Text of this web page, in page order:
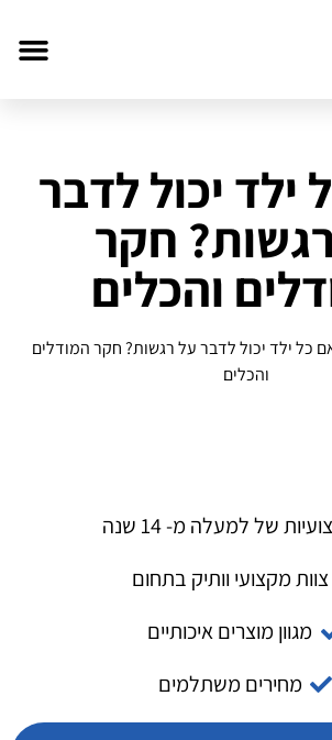
ילד יכול לדבר
חקר
והכלים
כל ילד יכול לדבר על רגשות? חקר המודלים
והכלים
של למעלה מ- 14 שנה
צוות מקצועי וותיק בתחום
מגוון מוצרים איכותיים
מחירים משתלמים